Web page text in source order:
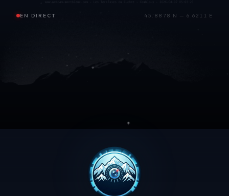
EN DIRECT 45.8878 N — 6.6211 E